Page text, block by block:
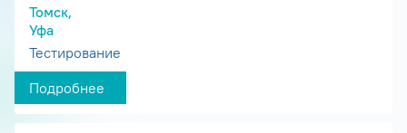
Томск,
Уфа
Тестирование
Подробнее